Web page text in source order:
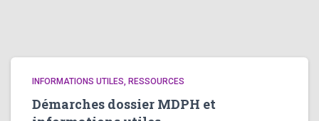
INFORMATIONS UTILES, RESSOURCES
Démarches dossier MDPH et